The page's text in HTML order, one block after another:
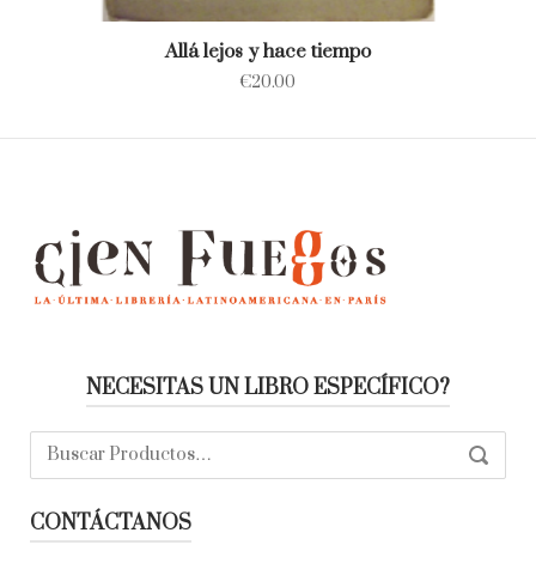
Allá lejos y hace tiempo
€20.00
NECESITAS UN LIBRO ESPECÍFICO?
Buscar:
CONTÁCTANOS